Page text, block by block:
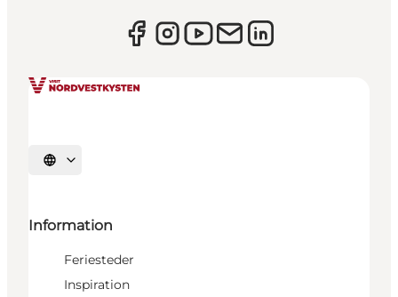
Vælg sprog
Information
Feriesteder
Inspiration